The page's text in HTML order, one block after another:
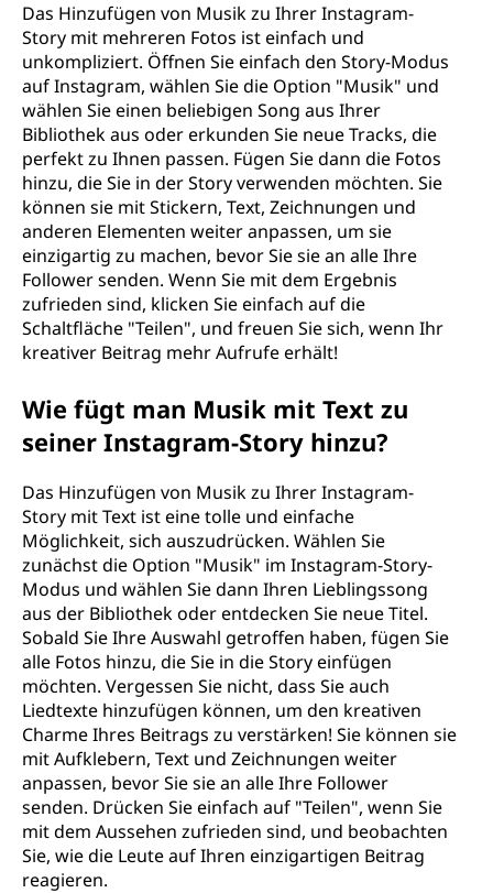
Das Hinzufügen von Musik zu Ihrer Instagram-
Story mit mehreren Fotos ist einfach und
unkompliziert. Öffnen Sie einfach den Story-Modus
auf Instagram, wählen Sie die Option "Musik" und
wählen Sie einen beliebigen Song aus Ihrer
Bibliothek aus oder erkunden Sie neue Tracks, die
perfekt zu Ihnen passen. Fügen Sie dann die Fotos
hinzu, die Sie in der Story verwenden möchten. Sie
können sie mit Stickern, Text, Zeichnungen und
anderen Elementen weiter anpassen, um sie
einzigartig zu machen, bevor Sie sie an alle Ihre
Follower senden. Wenn Sie mit dem Ergebnis
zufrieden sind, klicken Sie einfach auf die
Schaltfläche "Teilen", und freuen Sie sich, wenn Ihr
kreativer Beitrag mehr Aufrufe erhält!
Wie fügt man Musik mit Text zu
seiner Instagram-Story hinzu?
Das Hinzufügen von Musik zu Ihrer Instagram-
Story mit Text ist eine tolle und einfache
Möglichkeit, sich auszudrücken. Wählen Sie
zunächst die Option "Musik" im Instagram-Story-
Modus und wählen Sie dann Ihren Lieblingssong
aus der Bibliothek oder entdecken Sie neue Titel.
Sobald Sie Ihre Auswahl getroffen haben, fügen Sie
alle Fotos hinzu, die Sie in die Story einfügen
möchten. Vergessen Sie nicht, dass Sie auch
Liedtexte hinzufügen können, um den kreativen
Charme Ihres Beitrags zu verstärken! Sie können sie
mit Aufklebern, Text und Zeichnungen weiter
anpassen, bevor Sie sie an alle Ihre Follower
senden. Drücken Sie einfach auf "Teilen", wenn Sie
mit dem Aussehen zufrieden sind, und beobachten
Sie, wie die Leute auf Ihren einzigartigen Beitrag
reagieren.